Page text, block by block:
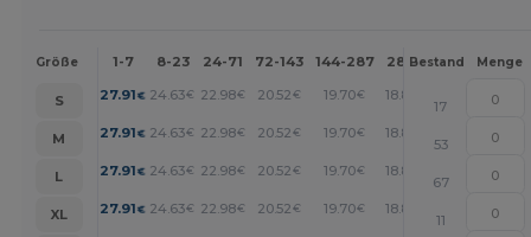
Größe 1-7 8-23 24-71 72-143 144-287 288 + Mehr
Bestand Menge
S 27.91 € 24.63€ 22.98€ 20.52€ 19.70€ 18.88
17
M
27.91 € 24.63€ 22.98€ 20.52€ 19.70€ 18.88
53
L
27.91 € 24.63€ 22.98€ 20.52€ 19.70€ 18.88
67
XL
27.91 € 24.63€ 22.98€ 20.52€ 19.70€ 18.88
11